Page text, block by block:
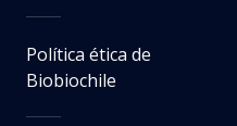
Política ética de
Biobiochile